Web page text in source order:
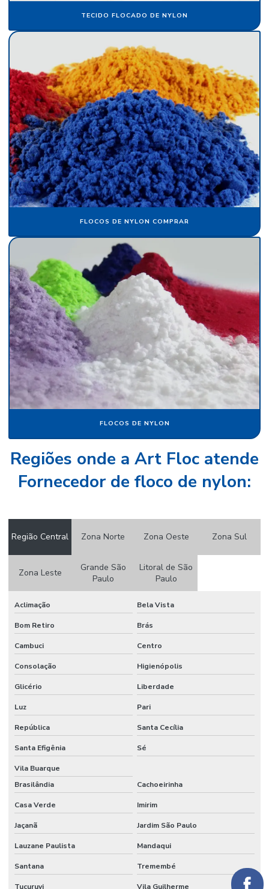
Fornecedor de papel crepom
Fornecedor de papel veludo
Fornecedor de tecido flocado
Fornecedor de veludo
Fornecedor de veludo para automóvel
Fornecedor de veludo sintético
Indústria de flocagem
Indústria de papel crepom
Pacote de papel de seda
Papel aveludado
Papel camurça
Papel camurça atacado
Papel camurça colorido
Papel camurça onde comprar
Papel camurça pacote
Papel camurça preço
Papel crepom
Papel crepom atacado
Papel crepom por atacado
Papel crepom impermeável
Papel crepom parafinado
Papel crepom parafinado preço
Papel parecido com veludo
Papel seda
Papel seda atacado
Papel seda branco
Papel de seda colorido
Papel seda dourado
Papel veludo
Preço do tecido veludo
TECIDO FLOCADO DE NYLON
FLOCOS DE NYLON COMPRAR
FLOCOS DE NYLON
Regiões onde a Art Floc atende
Fornecedor de floco de nylon:
Região Central Zona Norte Zona Oeste Zona Sul
Zona Leste
Grande São
Paulo
Litoral de São
Paulo
Aclimação Bela Vista
Bom Retiro Brás
Cambuci Centro
Consolação Higienópolis
Glicério Liberdade
Luz Pari
República Santa Cecília
Santa Efigênia Sé
Vila Buarque
Brasilândia
Cachoeirinha
Casa Verde Imirim
Jaçanã Jardim São Paulo
Lauzane Paulista Mandaqui
Santana Tremembé
Tucuruvi Vila Guilherme